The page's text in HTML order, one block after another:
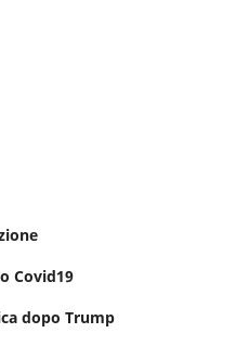
Covid19
dopo Trump